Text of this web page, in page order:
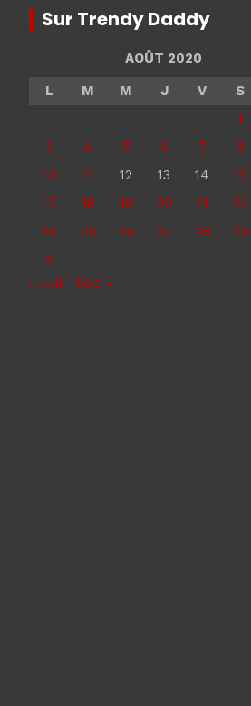
Sur Trendy Daddy
AOÛT 2020
L
M M J V S
1
3
4 5 6 7 8
10
11 12 13 14 15
17
18 19 20 21 22
24
25 26 27 28 29
31
« Juil
Sep »